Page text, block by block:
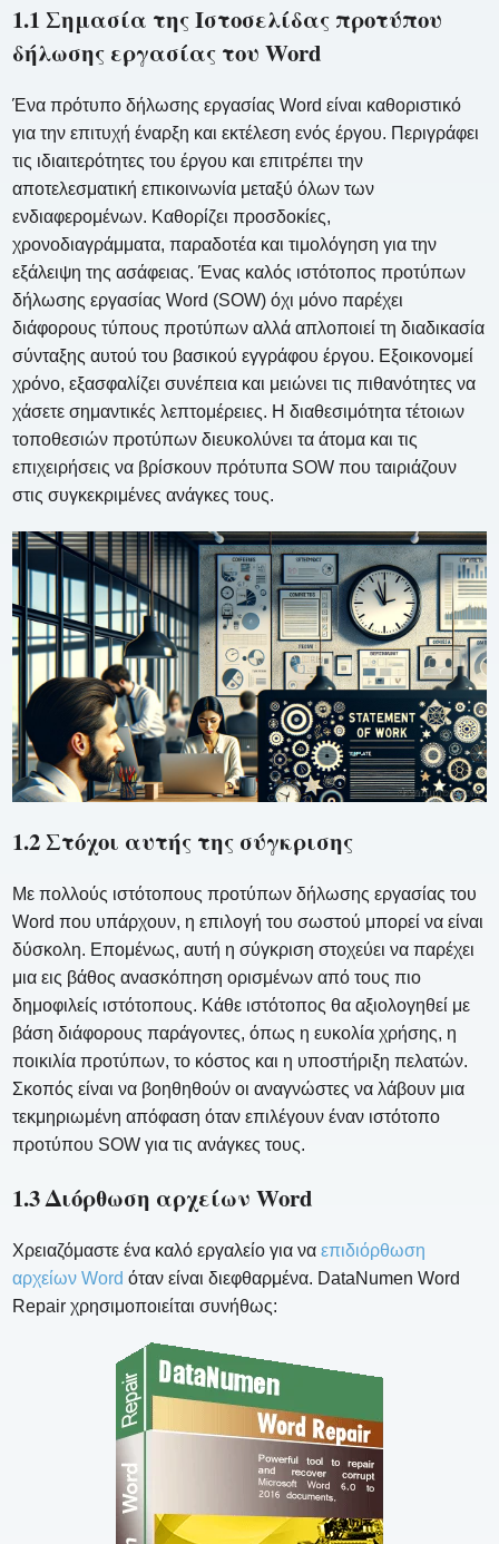
1.1 Σημασία της Ιστοσελίδας προτύπου
δήλωσης εργασίας του Word
Ένα πρότυπο δήλωσης εργασίας Word είναι καθοριστικό
για την επιτυχή έναρξη και εκτέλεση ενός έργου. Περιγράφει
τις ιδιαιτερότητες του έργου και επιτρέπει την
αποτελεσματική επικοινωνία μεταξύ όλων των
ενδιαφερομένων. Καθορίζει προσδοκίες,
χρονοδιαγράμματα, παραδοτέα και τιμολόγηση για την
εξάλειψη της ασάφειας. Ένας καλός ιστότοπος προτύπων
δήλωσης εργασίας Word (SOW) όχι μόνο παρέχει
διάφορους τύπους προτύπων αλλά απλοποιεί τη διαδικασία
σύνταξης αυτού του βασικού εγγράφου έργου. Εξοικονομεί
χρόνο, εξασφαλίζει συνέπεια και μειώνει τις πιθανότητες να
χάσετε σημαντικές λεπτομέρειες. Η διαθεσιμότητα τέτοιων
τοποθεσιών προτύπων διευκολύνει τα άτομα και τις
επιχειρήσεις να βρίσκουν πρότυπα SOW που ταιριάζουν
στις συγκεκριμένες ανάγκες τους.
1.2 Στόχοι αυτής της σύγκρισης
Με πολλούς ιστότοπους προτύπων δήλωσης εργασίας του
Word που υπάρχουν, η επιλογή του σωστού μπορεί να είναι
δύσκολη. Επομένως, αυτή η σύγκριση στοχεύει να παρέχει
μια εις βάθος ανασκόπηση ορισμένων από τους πιο
δημοφιλείς ιστότοπους. Κάθε ιστότοπος θα αξιολογηθεί με
βάση διάφορους παράγοντες, όπως η ευκολία χρήσης, η
ποικιλία προτύπων, το κόστος και η υποστήριξη πελατών.
Σκοπός είναι να βοηθηθούν οι αναγνώστες να λάβουν μια
τεκμηριωμένη απόφαση όταν επιλέγουν έναν ιστότοπο
προτύπου SOW για τις ανάγκες τους.
1.3 Διόρθωση αρχείων Word
Χρειαζόμαστε ένα καλό εργαλείο για ναεπιδιόρθωση
αρχείων Word όταν είναι διεφθαρμένα. DataNumen Word
Repair χρησιμοποιείται συνήθως: